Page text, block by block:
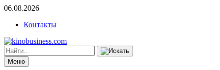
06.08.2026
Контакты
Меню